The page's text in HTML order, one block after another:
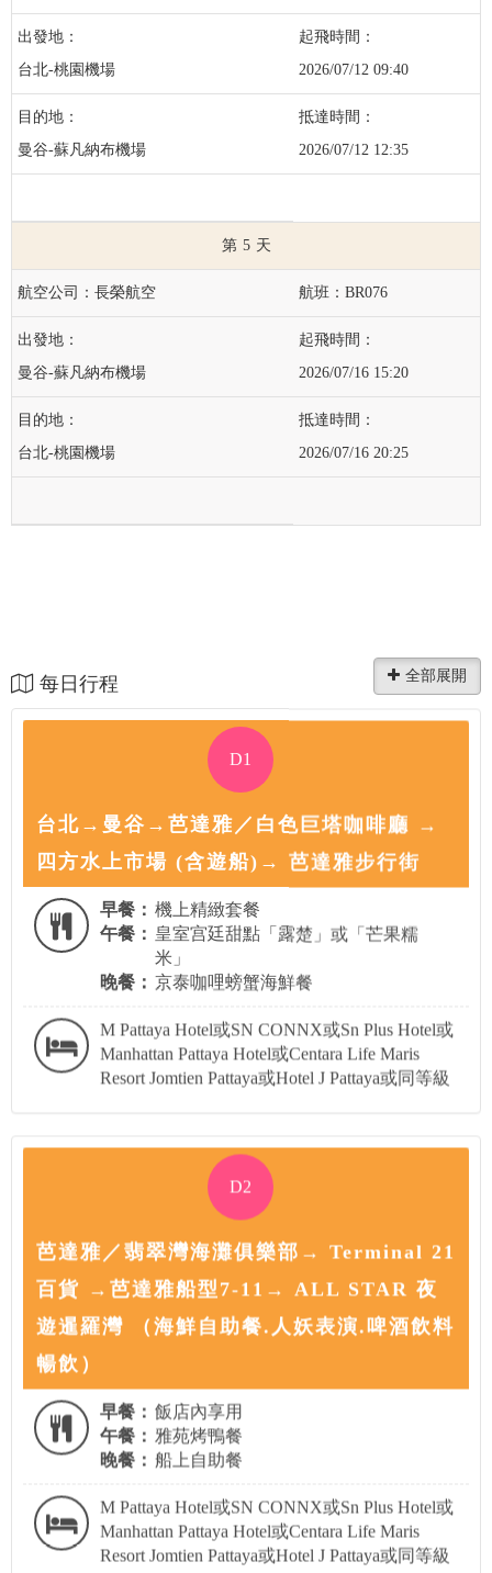
台北-桃園機場 2026/07/12 09:40
曼谷-蘇凡納布機場 2026/07/12 12:35
5
長榮航空 BR076
曼谷-蘇凡納布機場 2026/07/16 15:20
台北-桃園機場 2026/07/16 20:25
每日行程
D1
台北→曼谷→芭達雅／白色巨塔咖啡廳 →
四方水上市場 (含遊船)→ 芭達雅步行街
早餐： 機上精緻套餐
午餐： 皇室宫廷甜點「露楚」或「芒果糯
米」
晚餐： 京泰咖哩螃蟹海鮮餐
M Pattaya Hotel或SN CONNX或Sn Plus Hotel或
Manhattan Pattaya Hotel或Centara Life Maris
Resort Jomtien Pattaya或Hotel J Pattaya或同等級
D2
芭達雅／翡翠灣海灘俱樂部→ Terminal 21
百貨 →芭達雅船型7-11→ ALL STAR 夜
遊暹羅灣 （海鮮自助餐.人妖表演.啤酒飲料
暢飲）
早餐： 飯店內享用
午餐： 雅苑烤鴨餐
晚餐： 船上自助餐
M Pattaya Hotel或SN CONNX或Sn Plus Hotel或
Manhattan Pattaya Hotel或Centara Life Maris
Resort Jomtien Pattaya或Hotel J Pattaya或同等級